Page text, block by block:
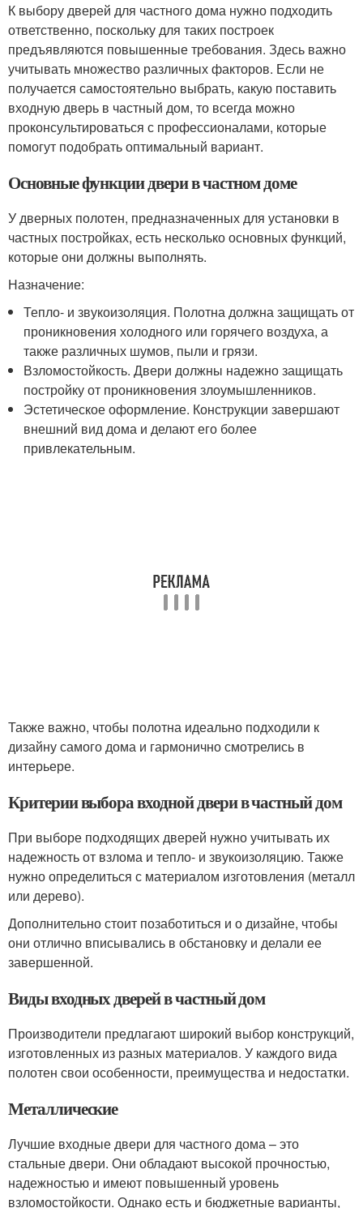
К выбору дверей для частного дома нужно подходить
ответственно, поскольку для таких построек
предъявляются повышенные требования. Здесь важно
учитывать множество различных факторов. Если не
получается самостоятельно выбрать, какую поставить
входную дверь в частный дом, то всегда можно
проконсультироваться с профессионалами, которые
помогут подобрать оптимальный вариант.
Основные функции двери в частном доме
У дверных полотен, предназначенных для установки в
частных постройках, есть несколько основных функций,
которые они должны выполнять.
Назначение:
Тепло- и звукоизоляция. Полотна должна защищать от
проникновения холодного или горячего воздуха, а
также различных шумов, пыли и грязи.
Взломостойкость. Двери должны надежно защищать
постройку от проникновения злоумышленников.
Эстетическое оформление. Конструкции завершают
внешний вид дома и делают его более
привлекательным.
Также важно, чтобы полотна идеально подходили к
дизайну самого дома и гармонично смотрелись в
интерьере.
Критерии выбора входной двери в частный дом
При выборе подходящих дверей нужно учитывать их
надежность от взлома и тепло- и звукоизоляцию. Также
нужно определиться с материалом изготовления (металл
или дерево).
Дополнительно стоит позаботиться и о дизайне, чтобы
они отлично вписывались в обстановку и делали ее
завершенной.
Виды входных дверей в частный дом
Производители предлагают широкий выбор конструкций,
изготовленных из разных материалов. У каждого вида
полотен свои особенности, преимущества и недостатки.
Металлические
Лучшие входные двери для частного дома – это
стальные двери. Они обладают высокой прочностью,
надежностью и имеют повышенный уровень
взломостойкости. Однако есть и бюджетные варианты,